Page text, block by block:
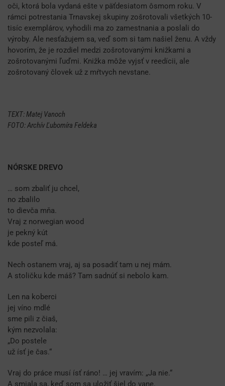
oči, ktorá bola vydaná ešte v päťdesiatom ôsmom roku. V
rámci potrestania Trnavskej skupiny zošrotovali všetkých 10-
tisíc exemplárov, vyhodili ma zo zamestnania a poslali do
výroby. Ale nesťažujem sa, veď som si tam našiel ženu. A vždy
hovorím, že je rozdiel medzi zošrotovanými knižkami a
zošrotovanými ľuďmi. Knižka môže vyjsť v reedícii, ale
zošrotovaný človek už z mŕtvych nevstane.
TEXT: Matej Vanoch
FOTO: Archív Ľubomíra Feldeka
NÓRSKE DREVO
… som zbaliť ju chcel,
no zbalilo
to dievča mňa.
Vraj z norwegian wood
je pekný kút
kde posteľ má.
Nech ostanem vraj, aj sa posadiť tam u nej mám.
A stoličku kde máš? Tam sadnúť si nebolo kam.
Len na koberci
jej víno mdlé
sme pili z čiaš,
kým nezvolala:
„Do postele
už ísť je čas.“
Vraj do práce musí ísť ráno! … jej vravím: „Ja nie.“
A smiala sa, keď som sa uložiť šiel do vane.